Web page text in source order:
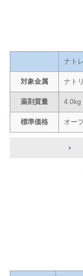
ナト
対象金属 ナト
薬剤質量 4.0kg
標準価格 オー